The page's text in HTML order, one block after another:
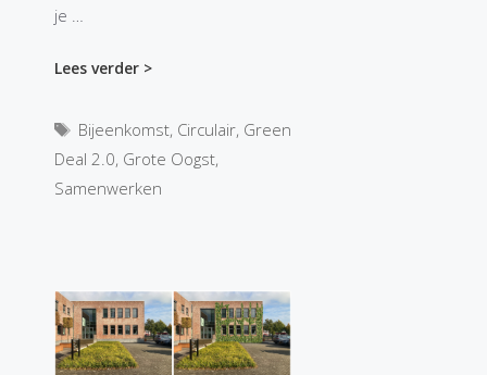
je …
Lees verder >
Tags
Bijeenkomst, Circulair, Green
Deal 2.0, Grote Oogst,
Samenwerken